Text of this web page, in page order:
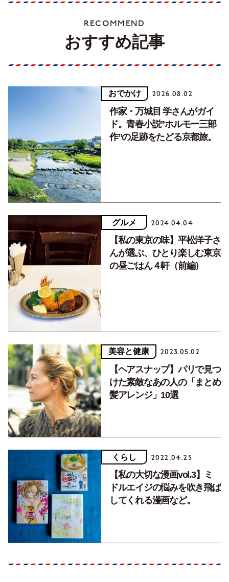
RECOMMEND
おすすめ記事
おでかけ 2026.08.02
作家・万城目 学さんがガイ
ド。青春小説”ホルモー三部
作”の足跡をたどる京都旅。
グルメ 2024.04.04
【私の東京の味】平松洋子さ
んが選ぶ、ひとり楽しむ東京
の昼ごはん４軒（前編）
美容と健康 2023.05.02
【ヘアスナップ】パリで見つ
けた素敵なあの人の「まとめ
髪アレンジ」10選
くらし 2022.04.25
【私の大切な漫画vol.3】ミ
ドルエイジの悩みを吹き飛ば
してくれる漫画など。